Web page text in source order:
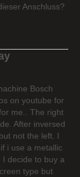
Anschluss?
Bosch
on youtube for
me.. The right
After inversed
not the left. I
i use a metallic
decide to buy a
type but